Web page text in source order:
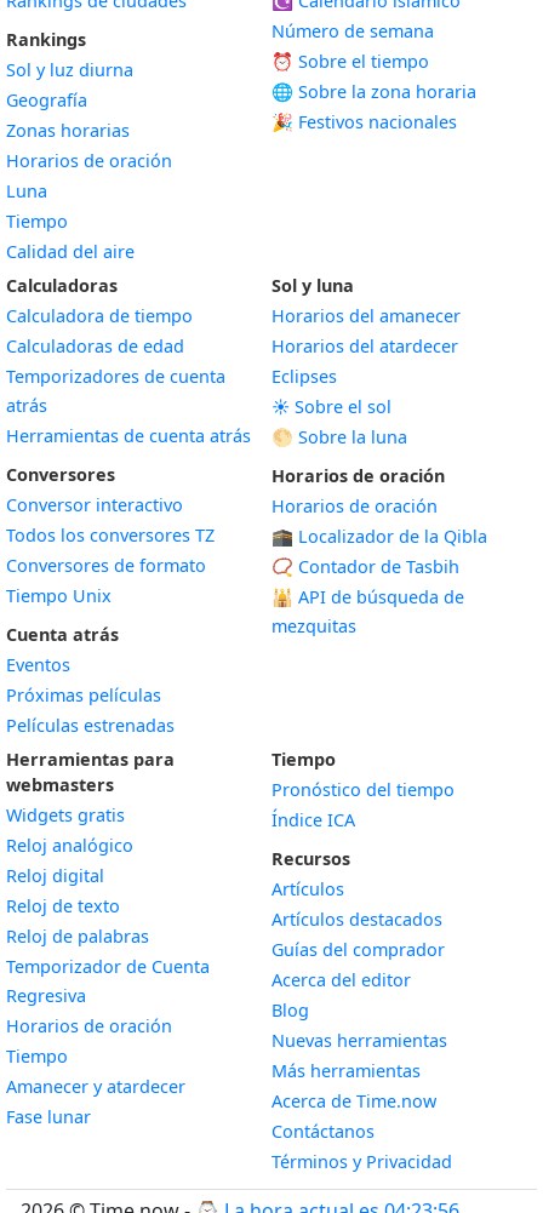
Rankings
Sol y luz diurna
Geografía
Zonas horarias
Horarios de oración
Luna
Tiempo
Calidad del aire
Número de semana
⏰ Sobre el tiempo
🌐 Sobre la zona horaria
🎉 Festivos nacionales
Calculadoras
Calculadora de tiempo
Calculadoras de edad
Temporizadores de cuenta
atrás
Herramientas de cuenta atrás
Conversores
Conversor interactivo
Todos los conversores TZ
Conversores de formato
Tiempo Unix
Cuenta atrás
Eventos
Próximas películas
Películas estrenadas
Sol y luna
Horarios del amanecer
Horarios del atardecer
Eclipses
☀️ Sobre el sol
🌕 Sobre la luna
Horarios de oración
Horarios de oración
🕋 Localizador de la Qibla
📿 Contador de Tasbih
🕌 API de búsqueda de
mezquitas
Herramientas para
webmasters
Widgets gratis
Reloj analógico
Reloj digital
Reloj de texto
Reloj de palabras
Temporizador de Cuenta
Regresiva
Horarios de oración
Tiempo
Amanecer y atardecerWidget
Fase lunarWidget
Tiempo
Pronóstico del tiempo
Índice ICA
Recursos
Artículos
Artículos destacados
Guías del comprador
Acerca del editor
Blog
Nuevas herramientas
Más herramientas
Acerca de Time.now
Contáctanos
Términos y Privacidad